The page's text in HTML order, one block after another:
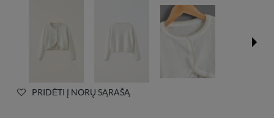
PRIDĖTI Į NORŲ SĄRAŠĄ